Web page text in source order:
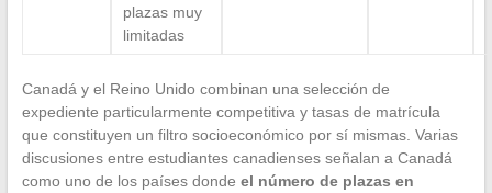
plazas muy
limitadas
Canadá y el Reino Unido combinan una selección de
expediente particularmente competitiva y tasas de matrícula
que constituyen un filtro socioeconómico por sí mismas. Varias
discusiones entre estudiantes canadienses señalan a Canadá
como uno de los países donde el número de plazas en